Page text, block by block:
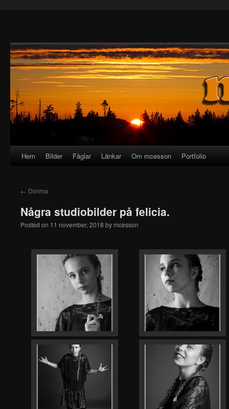
Hem Bilder Fåglar Länkar Om mcesson Portfolio
← Dimma
Några studiobilder på felicia.
Posted on 11 november, 2018 by mcesson